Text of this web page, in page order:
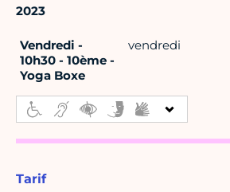
2023
Vendredi -
10h30 - 10ème -
Yoga Boxe
vendredi
Tarif